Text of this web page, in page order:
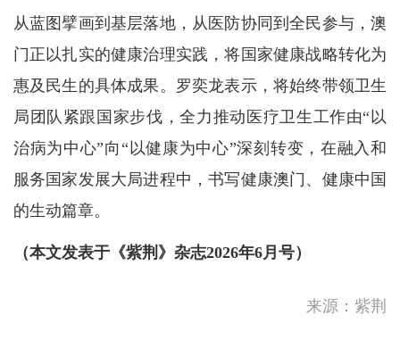
从蓝图擘画到基层落地，从医防协同到全民参与，澳
门正以扎实的健康治理实践，将国家健康战略转化为
惠及民生的具体成果。罗奕龙表示，将始终带领卫生
局团队紧跟国家步伐，全力推动医疗卫生工作由“以
治病为中心”向“以健康为中心”深刻转变，在融入和
服务国家发展大局进程中，书写健康澳门、健康中国
的生动篇章。
（本文发表于《紫荆》杂志2026年6月号）
来源：紫荆